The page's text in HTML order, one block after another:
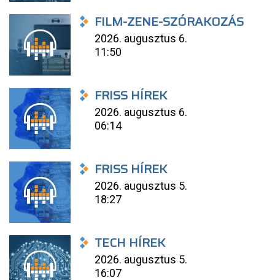
FILM-ZENE-SZÓRAKOZÁS
2026. augusztus 6.
11:50
FRISS HÍREK
2026. augusztus 6.
06:14
FRISS HÍREK
2026. augusztus 5.
18:27
TECH HÍREK
2026. augusztus 5.
16:07